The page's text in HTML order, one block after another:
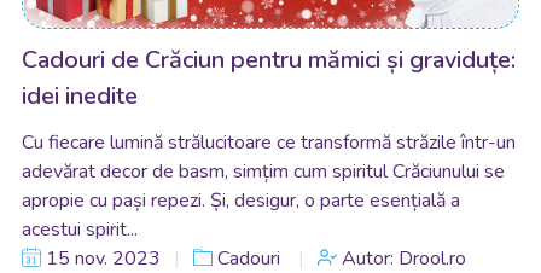
Cadouri de Crăciun pentru mămici și graviduțe:
idei inedite
Cu fiecare lumină strălucitoare ce transformă străzile într-un
adevărat decor de basm, simțim cum spiritul Crăciunului se
apropie cu pași repezi. Și, desigur, o parte esențială a
acestui spirit...
15 nov. 2023
Cadouri Autor: Drool.ro